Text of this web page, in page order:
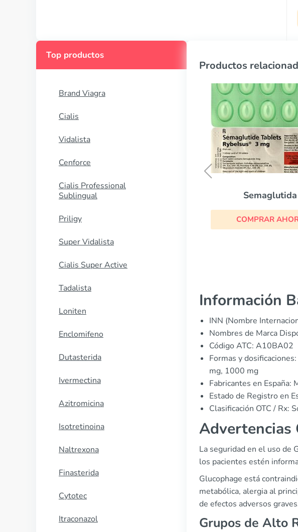
Top productos
Brand Viagra
Cialis
Vidalista
Cenforce
Cialis Professional
Sublingual
Priligy
Super Vidalista
Cialis Super Active
Tadalista
Loniten
Enclomifeno
Dutasterida
Ivermectina
Azitromicina
Isotretinoina
Naltrexona
Finasterida
Cytotec
Itraconazol
Productos
Amaryl
COMPRAR
Información
INN (Nombre
Nombres de Marca
Código ATC: A10BA02
Formas y
mg, 1000 mg
Fabricantes en España:
Estado de Registro en
Clasificación OTC / Rx:
Advertencias
La seguridad en el uso de
los pacientes estén
Glucophage está
metabólica, alergia al
de efectos adversos
Grupos de Alto